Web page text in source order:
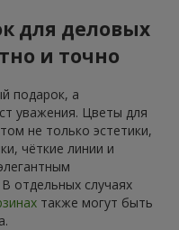
для деловых
и точно
подарок, а
уважения. Цветы для
не только эстетики,
чёткие линии и
отдельных случаях
также могут быть